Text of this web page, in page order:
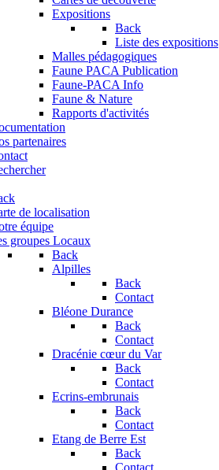
Expositions
Back
Liste des expositions
Malles pédagogiques
Faune PACA Publication
Faune-PACA Info
Faune & Nature
Rapports d'activités
partenaires
de localisation
équipe
groupes Locaux
Back
Alpilles
Back
Contact
Bléone Durance
Back
Contact
Dracénie cœur du Var
Back
Contact
Ecrins-embrunais
Back
Contact
Etang de Berre Est
Back
Contact